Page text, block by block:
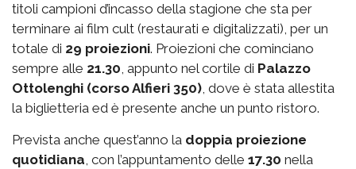
titoli campioni d’incasso della stagione che sta per
terminare ai film cult (restaurati e digitalizzati), per un
totale di 29 proiezioni. Proiezioni che cominciano
sempre alle 21.30, appunto nel cortile di Palazzo
Ottolenghi (corso Alfieri 350), dove è stata allestita
la biglietteria ed è presente anche un punto ristoro.
Prevista anche quest’anno la doppia proiezione
quotidiana, con l’appuntamento delle 17.30 nella